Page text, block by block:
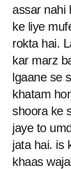
assar nahi
ke liye
rokta hai.
kar marz
lgaane se
khatam
shoora ke
jaye to
jata hai. is
khaas